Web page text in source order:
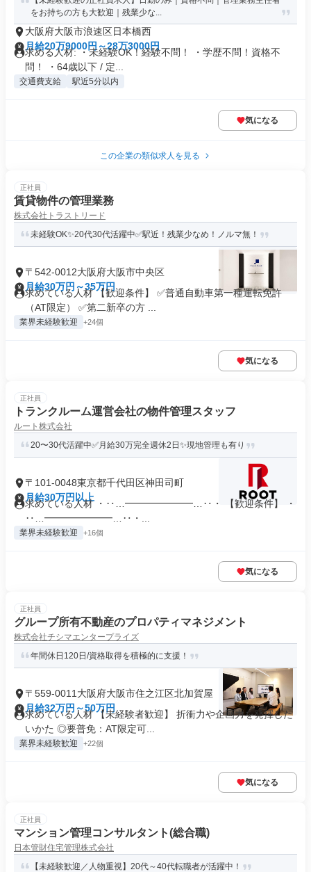
をお持ちの方も大歓迎｜残業少な...
大阪府大阪市浪速区日本橋西
月給20万9000円～28万3000円
求める人材: ・未経験OK！経験不問！ ・学歴不問！資格不
問！ ・64歳以下 / 定...
交通費支給 駅近5分以内
気になる
この企業の類似求人を見る
正社員
賃貸物件の管理業務
株式会社トラストリード
未経験OK✨20代30代活躍中✅駅近！残業少なめ！ノルマ無！
〒542-0012大阪府大阪市中央区
月給30万円～35万円
求めている人材 【歓迎条件】 ✅普通自動車第一種運転免許
（AT限定） ✅第二新卒の方 ...
業界未経験歓迎 +24個
気になる
正社員
トランクルーム運営会社の物件管理スタッフ
ルート株式会社
20〜30代活躍中✅月給30万完全週休2日✨現地管理も有り
〒101-0048東京都千代田区神田司町
月給30万円以上
求めている人材 ・‥…━━━━━━━…‥・ 【歓迎条件】 ・
‥…━━━━━━━…‥・...
業界未経験歓迎 +16個
気になる
正社員
グループ所有不動産のプロパティマネジメント
株式会社チシマエンタープライズ
年間休日120日/資格取得を積極的に支援！
〒559-0011大阪府大阪市住之江区北加賀屋
月給32万円～50万円
求めている人材 【未経験者歓迎】 折衝力や企画力を発揮した
いかた ◎要普免：AT限定可...
業界未経験歓迎 +22個
気になる
正社員
マンション管理コンサルタント(総合職)
日本管財住宅管理株式会社
【未経験歓迎／人物重視】20代～40代転職者が活躍中！